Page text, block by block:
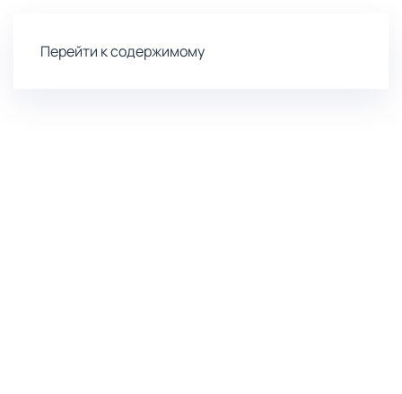
Перейти к содержимому